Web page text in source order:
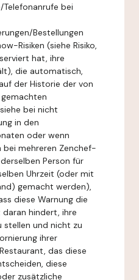
bei
Bestellungen
Risiken (siehe Risiko,
hat, ihre
die automatisch,
der Historie der von
bei nicht
in den
oder wenn
bei mehreren Zenchef-
Person für
Uhrzeit (oder mit
gemacht werden),
diese Warnung die
hindert, ihre
stellen und nicht zu
ihrer
das diese
diese
zusätzliche